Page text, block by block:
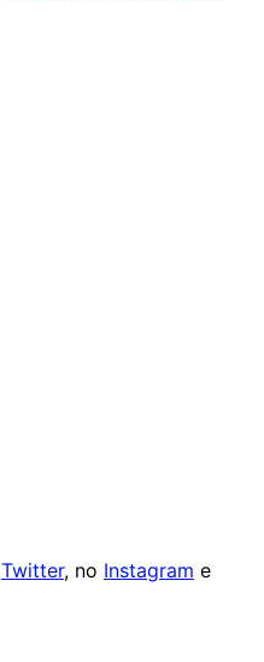
Twitter, no Instagram e